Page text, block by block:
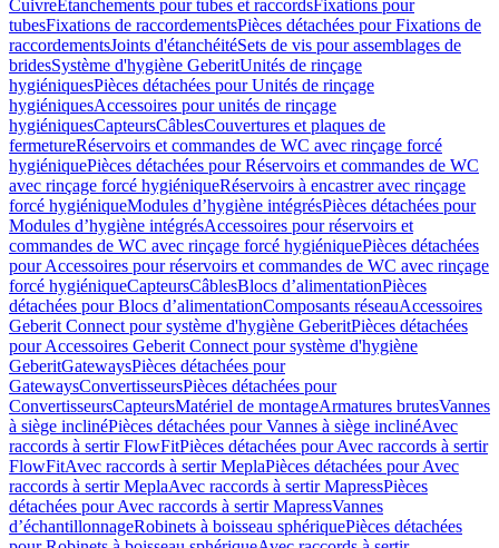
CuivreEtanchements pour tubes et raccordsFixations pour
tubesFixations de raccordementsPièces détachées pour Fixations de
raccordementsJoints d'étanchéitéSets de vis pour assemblages de
bridesSystème d'hygiène GeberitUnités de rinçage
hygiéniquesPièces détachées pour Unités de rinçage
hygiéniquesAccessoires pour unités de rinçage
hygiéniquesCapteursCâblesCouvertures et plaques de
fermetureRéservoirs et commandes de WC avec rinçage forcé
hygiéniquePièces détachées pour Réservoirs et commandes de WC
avec rinçage forcé hygiéniqueRéservoirs à encastrer avec rinçage
forcé hygiéniqueModules d’hygiène intégrésPièces détachées pour
Modules d’hygiène intégrésAccessoires pour réservoirs et
commandes de WC avec rinçage forcé hygiéniquePièces détachées
pour Accessoires pour réservoirs et commandes de WC avec rinçage
forcé hygiéniqueCapteursCâblesBlocs d’alimentationPièces
détachées pour Blocs d’alimentationComposants réseauAccessoires
Geberit Connect pour système d'hygiène GeberitPièces détachées
pour Accessoires Geberit Connect pour système d'hygiène
GeberitGatewaysPièces détachées pour
GatewaysConvertisseursPièces détachées pour
ConvertisseursCapteursMatériel de montageArmatures brutesVannes
à siège inclinéPièces détachées pour Vannes à siège inclinéAvec
raccords à sertir FlowFitPièces détachées pour Avec raccords à sertir
FlowFitAvec raccords à sertir MeplaPièces détachées pour Avec
raccords à sertir MeplaAvec raccords à sertir MapressPièces
détachées pour Avec raccords à sertir MapressVannes
d’échantillonnageRobinets à boisseau sphériquePièces détachées